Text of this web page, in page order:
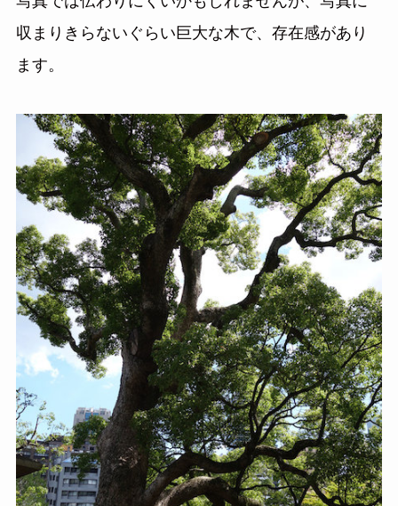
収まりきらないぐらい巨大な木で、存在感があり
ます。